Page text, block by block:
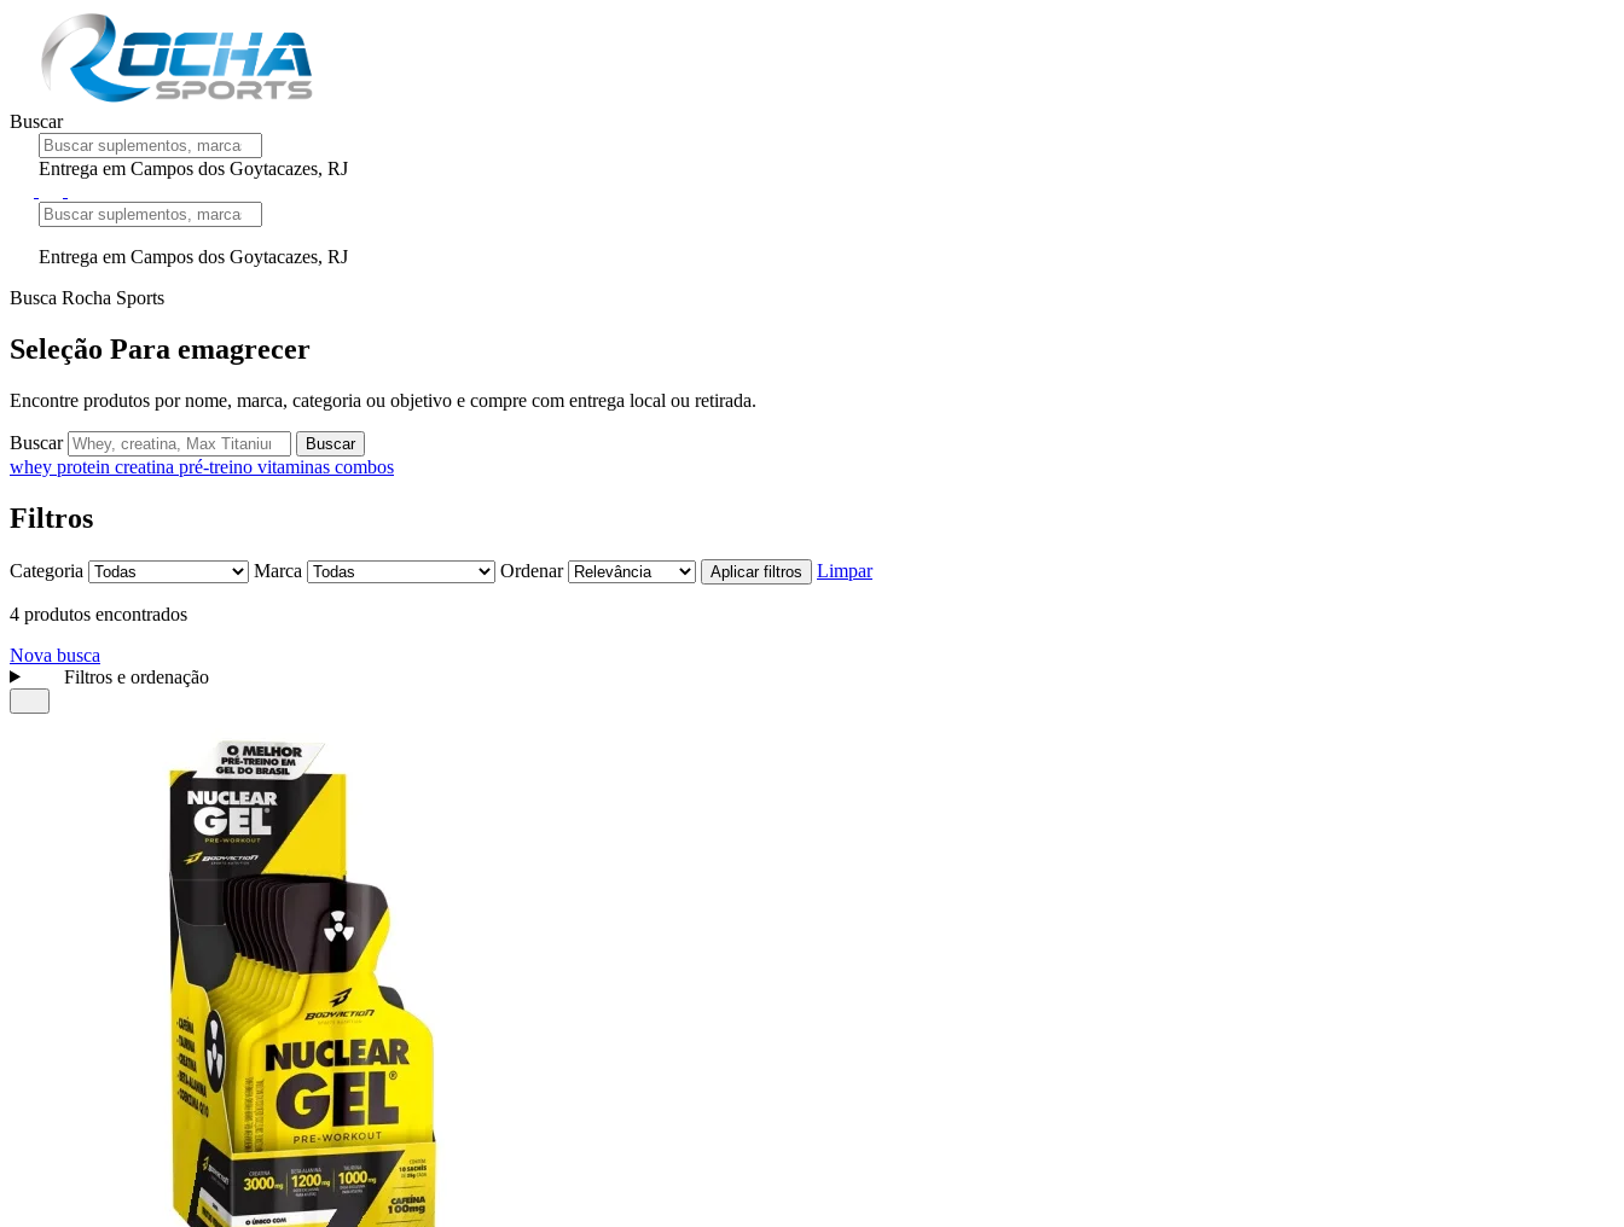
Buscar
Entrega em Campos dos Goytacazes, RJ
Entrega em Campos dos Goytacazes, RJ
Busca Rocha Sports
Seleção Para emagrecer
Encontre produtos por nome, marca, categoria ou objetivo e compre com entrega local ou retirada.
Buscar Buscar
whey protein creatina pré-treino vitaminas combos
Filtros
Categoria Marca Ordenar Aplicar filtros Limpar
4 produtos encontrados
Nova busca
Filtros e ordenação